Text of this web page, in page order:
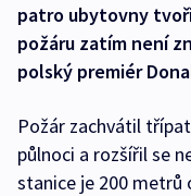
patro ubytovny
požáru zatím není
polský premiér
Požár zachvátil
půlnoci a rozšířil se
stanice je 200 metrů